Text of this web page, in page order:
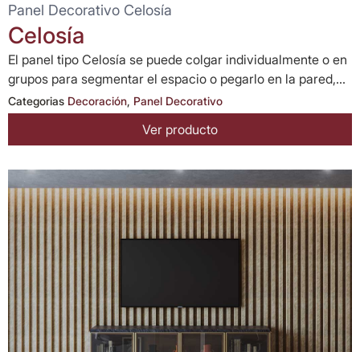
Panel Decorativo Celosía
Celosía
El panel tipo Celosía se puede colgar individualmente o en
grupos para segmentar el espacio o pegarlo en la pared,...
Categorias Decoración, Panel Decorativo
Ver producto